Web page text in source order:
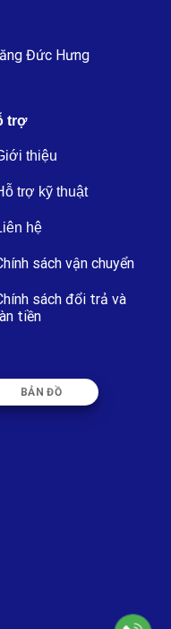
Đức Hưng
trợ
thiệu
trợ kỹ thuật
hệ
sách vận chuyển
sách đổi trả và
tiền
BẢN ĐỒ